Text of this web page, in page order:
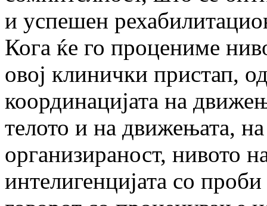
и успешен
Кога ќе го процениме
овој клинички пристап,
координацијата на
телото и на движењата,
организираност, нивото
интелигенцијата со